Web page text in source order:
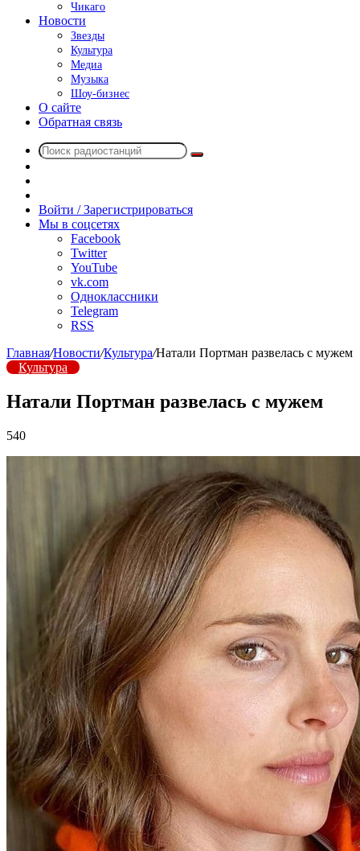
Чикаго
Новости
Звезды
Культура
Медиа
Музыка
Шоу-бизнес
О сайте
Обратная связь
Поиск
радио
Войти / Зарегистрироваться
Мы в соцсетях
Facebook
Twitter
YouTube
vk.com
Одноклассники
Telegram
RSS
Главная/Новости/Культура/Натали Портман развелась с мужем
Культура
Натали Портман развелась с мужем
540